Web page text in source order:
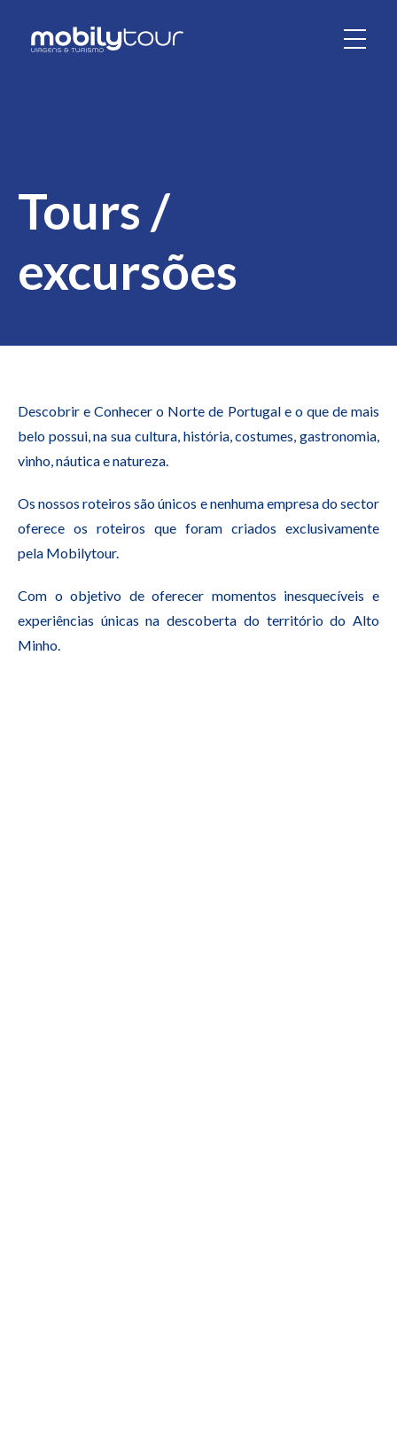
Tours /
excursões
Descobrir e Conhecer o Norte de Portugal e o que de mais
belo possui, na sua cultura, história, costumes, gastronomia,
vinho, náutica e natureza.
Os nossos roteiros são únicos e nenhuma empresa do sector
oferece os roteiros que foram criados exclusivamente
pela Mobilytour.
Com o objetivo de oferecer momentos inesquecíveis e
experiências únicas na descoberta do território do Alto
Minho.